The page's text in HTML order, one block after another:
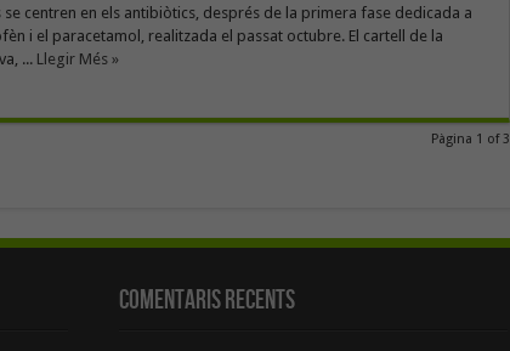
se centren en els antibiòtics, després de la primera fase dedicada a
i el paracetamol, realitzada el passat octubre. El cartell de la
... Llegir Més »
Pàgina 1 of 3
Comentaris Recents